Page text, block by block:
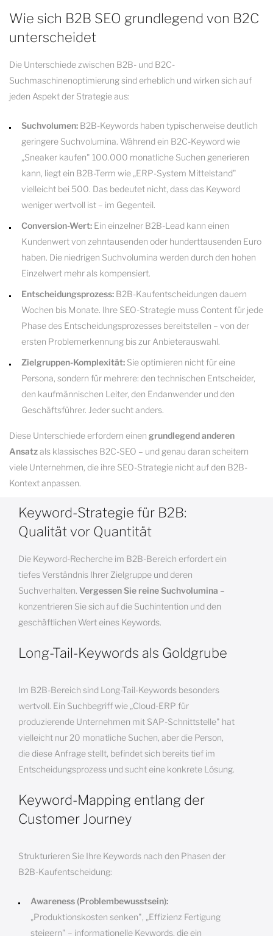
Wie sich B2B SEO grundlegend von B2C
unterscheidet
Die Unterschiede zwischen B2B- und B2C-
Suchmaschinenoptimierung sind erheblich und wirken sich auf
jeden Aspekt der Strategie aus:
Suchvolumen: B2B-Keywords haben typischerweise deutlich
geringere Suchvolumina. Während ein B2C-Keyword wie
„Sneaker kaufen" 100.000 monatliche Suchen generieren
kann, liegt ein B2B-Term wie „ERP-System Mittelstand"
vielleicht bei 500. Das bedeutet nicht, dass das Keyword
weniger wertvoll ist – im Gegenteil.
Conversion-Wert: Ein einzelner B2B-Lead kann einen
Kundenwert von zehntausenden oder hunderttausenden Euro
haben. Die niedrigen Suchvolumina werden durch den hohen
Einzelwert mehr als kompensiert.
Entscheidungsprozess: B2B-Kaufentscheidungen dauern
Wochen bis Monate. Ihre SEO-Strategie muss Content für jede
Phase des Entscheidungsprozesses bereitstellen – von der
ersten Problemerkennung bis zur Anbieterauswahl.
Zielgruppen-Komplexität: Sie optimieren nicht für eine
Persona, sondern für mehrere: den technischen Entscheider,
den kaufmännischen Leiter, den Endanwender und den
Geschäftsführer. Jeder sucht anders.
Diese Unterschiede erfordern einen grundlegend anderen
Ansatzals klassisches B2C-SEO – und genau daran scheitern
viele Unternehmen, die ihre SEO-Strategie nicht auf den B2B-
Kontext anpassen.
Keyword-Strategie für B2B:
Qualität vor Quantität
Die Keyword-Recherche im B2B-Bereich erfordert ein
tiefes Verständnis Ihrer Zielgruppe und deren
Suchverhalten. Vergessen Sie reine Suchvolumina –
konzentrieren Sie sich auf die Suchintention und den
geschäftlichen Wert eines Keywords.
Long-Tail-Keywords als Goldgrube
Im B2B-Bereich sind Long-Tail-Keywords besonders
wertvoll. Ein Suchbegriff wie „Cloud-ERP für
produzierende Unternehmen mit SAP-Schnittstelle" hat
vielleicht nur 20 monatliche Suchen, aber die Person,
die diese Anfrage stellt, befindet sich bereits tief im
Entscheidungsprozess und sucht eine konkrete Lösung.
Keyword-Mapping entlang der
Customer Journey
Strukturieren Sie Ihre Keywords nach den Phasen der
B2B-Kaufentscheidung:
Awareness (Problembewusstsein):
„Produktionskosten senken", „Effizienz Fertigung
steigern" – informationelle Keywords, die ein